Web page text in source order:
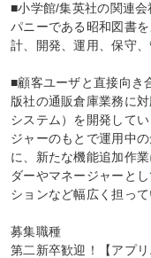
■小学館/集英社の関連
パニーである昭和図書
計、開発、運用、保守
■顧客ユーザと直接向き
版社の通販倉庫業務に
システム）を開発して
ジャーのもとで運用中
に、新たな機能追加作
ダーやマネージャーと
ションなど幅広く担って
募集職種
第二新卒歓迎！【アプ